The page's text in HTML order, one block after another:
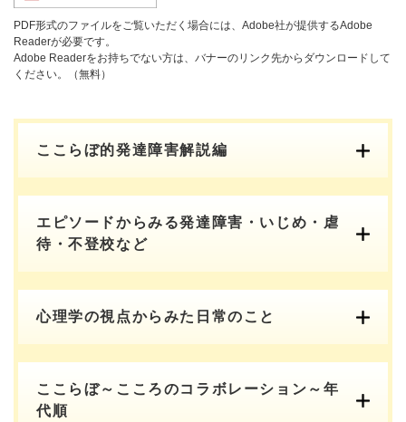
PDF形式のファイルをご覧いただく場合には、Adobe社が提供するAdobe
Readerが必要です。
Adobe Readerをお持ちでない方は、バナーのリンク先からダウンロードして
ください。（無料）
ここらぼ的発達障害解説編
エピソードからみる発達障害・いじめ・虐
待・不登校など
心理学の視点からみた日常のこと
ここらぼ～こころのコラボレーション～年
代順